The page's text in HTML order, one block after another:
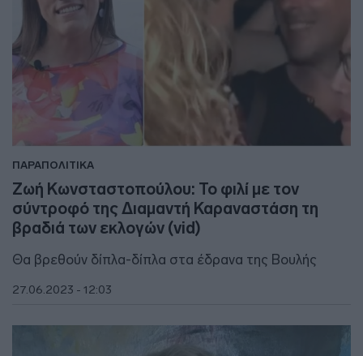
ΠΑΡΑΠΟΛΙΤΙΚΑ
Ζωή Κωνσταστοπούλου: Το φιλί με τον
σύντροφό της Διαμαντή Καραναστάση τη
βραδιά των εκλογών (vid)
Θα βρεθούν δίπλα-δίπλα στα έδρανα της Βουλής
27.06.2023 - 12:03